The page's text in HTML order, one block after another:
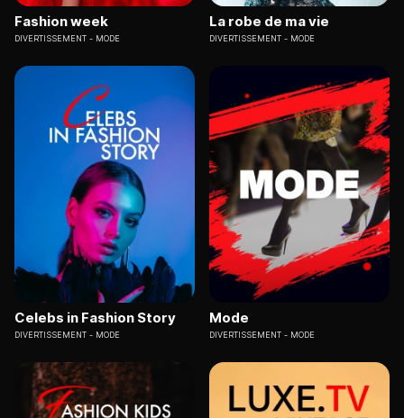
Fashion week
DIVERTISSEMENT MODE
La robe de ma vie
DIVERTISSEMENT MODE
Celebs in Fashion Story
DIVERTISSEMENT MODE
Mode
DIVERTISSEMENT MODE